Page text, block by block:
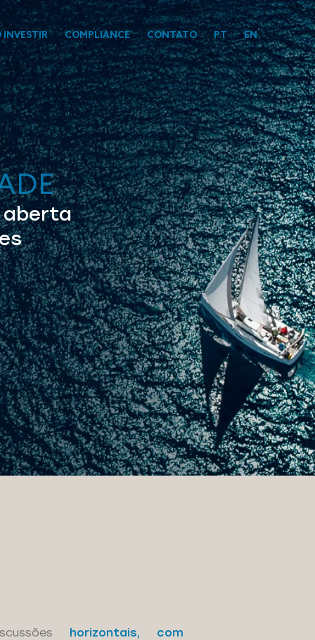
INVESTIR COMPLIANCE CONTATO PT EN
horizontais, com